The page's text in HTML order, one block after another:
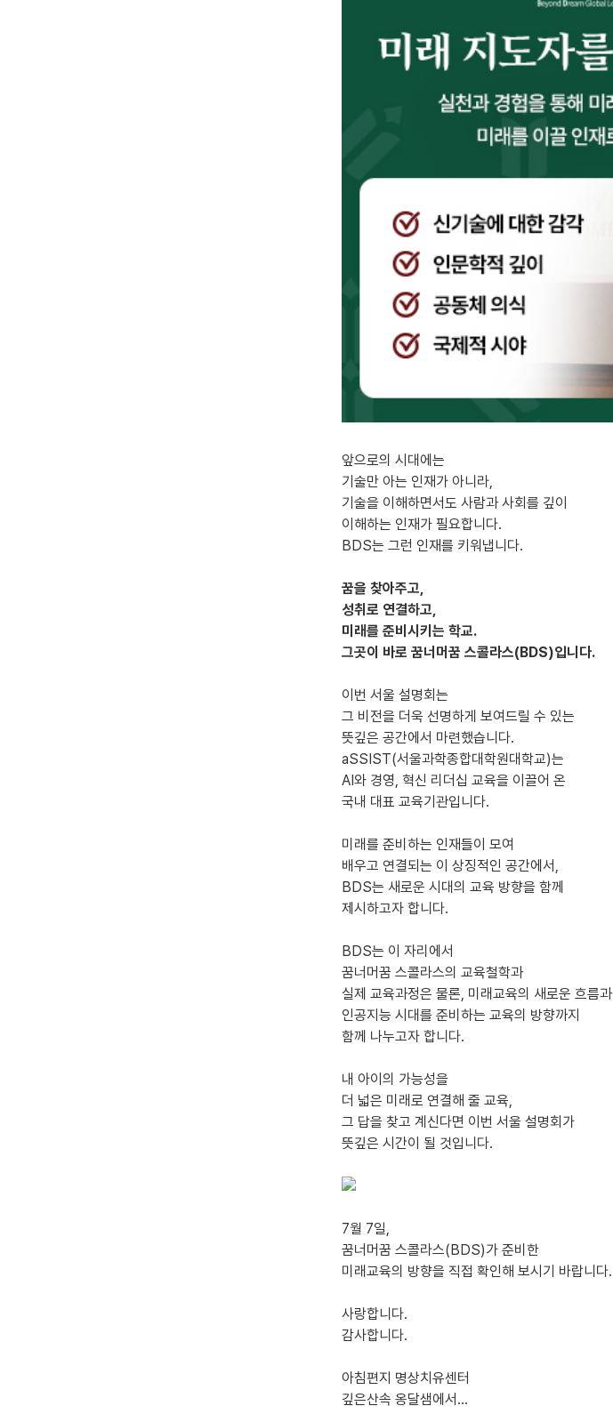
앞으로의 시대에는
기술만 아는 인재가 아니라,
기술을 이해하면서도 사람과 사회를 깊이
이해하는 인재가 필요합니다.
BDS는 그런 인재를 키워냅니다.
꿈을 찾아주고,
성취로 연결하고,
미래를 준비시키는 학교.
그곳이 바로 꿈너머꿈 스콜라스(BDS)입니다.
이번 서울 설명회는
그 비전을 더욱 선명하게 보여드릴 수 있는
뜻깊은 공간에서 마련했습니다.
aSSIST(서울과학종합대학원대학교)는
AI와 경영, 혁신 리더십 교육을 이끌어 온
국내 대표 교육기관입니다.
미래를 준비하는 인재들이 모여
배우고 연결되는 이 상징적인 공간에서,
BDS는 새로운 시대의 교육 방향을 함께
제시하고자 합니다.
BDS는 이 자리에서
꿈너머꿈 스콜라스의 교육철학과
실제 교육과정은 물론, 미래교육의 새로운 흐름과
인공지능 시대를 준비하는 교육의 방향까지
함께 나누고자 합니다.
내 아이의 가능성을
더 넓은 미래로 연결해 줄 교육,
그 답을 찾고 계신다면 이번 서울 설명회가
뜻깊은 시간이 될 것입니다.
7월 7일,
꿈너머꿈 스콜라스(BDS)가 준비한
미래교육의 방향을 직접 확인해 보시기 바랍니다.
사랑합니다.
감사합니다.
아침편지 명상치유센터
깊은산속 옹달샘에서...